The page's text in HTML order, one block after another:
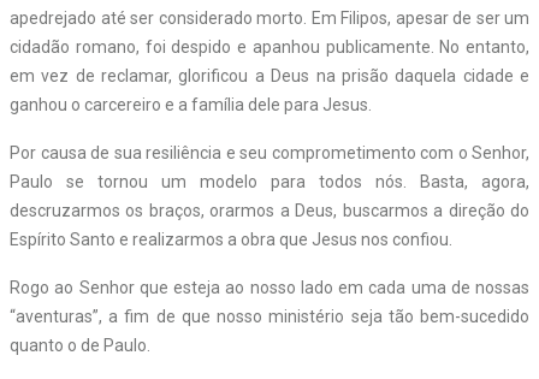
apedrejado até ser considerado morto. Em Filipos, apesar de ser um
cidadão romano, foi despido e apanhou publicamente. No entanto,
em vez de reclamar, glorificou a Deus na prisão daquela cidade e
ganhou o carcereiro e a família dele para Jesus.
Por causa de sua resiliência e seu comprometimento com o Senhor,
Paulo se tornou um modelo para todos nós. Basta, agora,
descruzarmos os braços, orarmos a Deus, buscarmos a direção do
Espírito Santo e realizarmos a obra que Jesus nos confiou.
Rogo ao Senhor que esteja ao nosso lado em cada uma de nossas
“aventuras”, a fim de que nosso ministério seja tão bem-sucedido
quanto o de Paulo.